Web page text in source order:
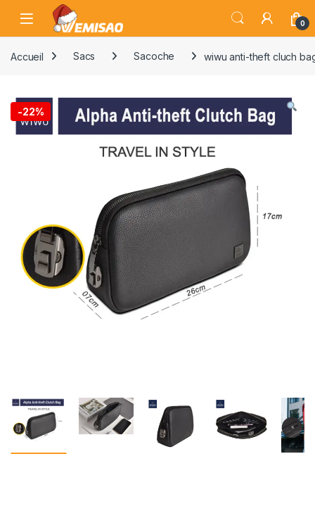
Skip to navigation
Skip to content
Open 0
Accueil Sacs Sacoche wiwu anti-theft cluch
-22%